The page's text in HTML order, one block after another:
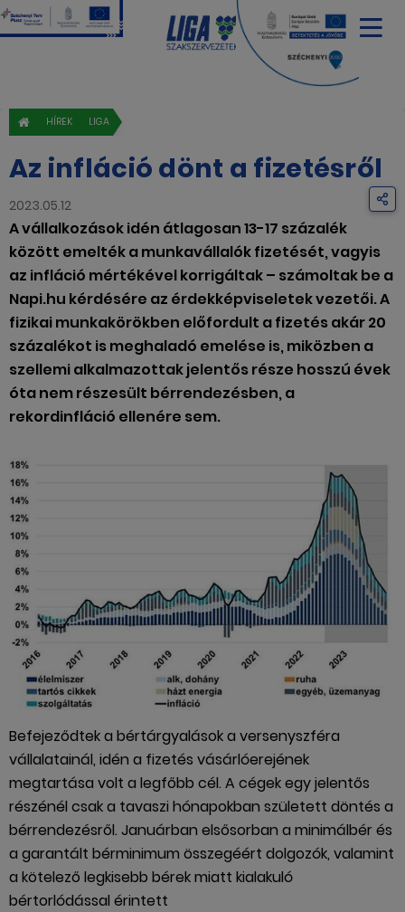
HÍREK LIGA
Az infláció dönt a fizetésről
2023.05.12
A vállalkozások idén átlagosan 13-17 százalék
között emelték a munkavállalók fizetését, vagyis
az infláció mértékével korrigáltak – számoltak be a
Napi.hu kérdésére az érdekképviseletek vezetői. A
fizikai munkakörökben előfordult a fizetés akár 20
százalékot is meghaladó emelése is, miközben a
szellemi alkalmazottak jelentős része hosszú évek
óta nem részesült bérrendezésben, a
rekordinfláció ellenére sem.
Befejeződtek a bértárgyalások a versenyszféra
vállalatainál, idén a fizetés vásárlóerejének
megtartása volt a legfőbb cél. A cégek egy jelentős
részénél csak a tavaszi hónapokban született döntés a
bérrendezésről. Januárban elsősorban a minimálbér és
a garantált bérminimum összegéért dolgozók, valamint
a kötelező legkisebb bérek miatt kialakuló
bértorlódással érintett